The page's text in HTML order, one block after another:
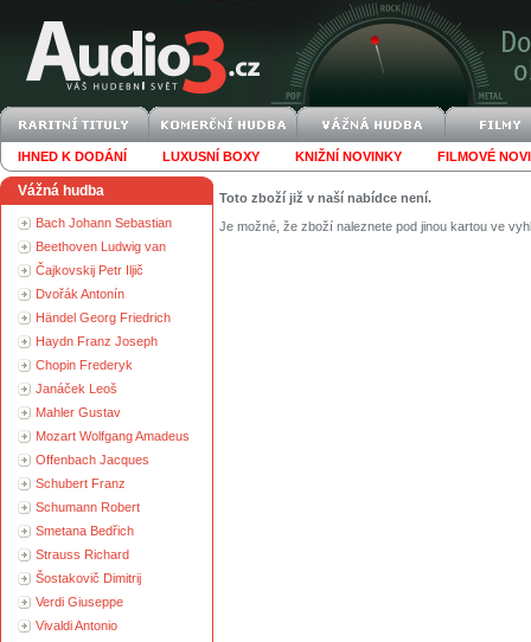
IHNED K DODÁNÍ LUXUSNÍ BOXY KNIŽNÍ NOVINKY FILMOVÉ
Vážná hudba
Bach Johann Sebastian
Beethoven Ludwig van
Čajkovskij Petr Iljič
Dvořák Antonín
Händel Georg Friedrich
Haydn Franz Joseph
Chopin Frederyk
Janáček Leoš
Mahler Gustav
Mozart Wolfgang Amadeus
Offenbach Jacques
Schubert Franz
Schumann Robert
Smetana Bedřich
Strauss Richard
Šostakovič Dimitrij
Verdi Giuseppe
Vivaldi Antonio
Toto zboží již v naší nabídce není.
Je možné, že zboží naleznete pod jinou kartou ve